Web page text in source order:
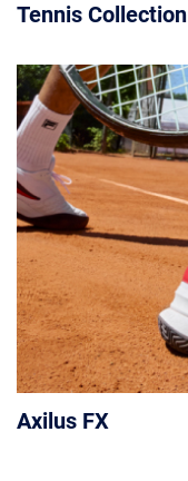
Tennis Collection
Axilus FX